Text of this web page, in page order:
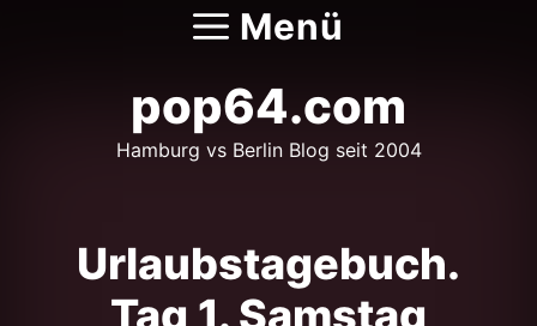
Menü
pop64.com
Hamburg vs Berlin Blog seit 2004
Urlaubstagebuch.
Tag 1. Samstag